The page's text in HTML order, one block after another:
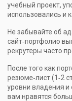
учебный проект,
использовались и
Не забывайте об
сайт‑портфолио
рекрутеры часто
После того как
резюме‑лист (1‑2
уровни владения и
вам нравятся